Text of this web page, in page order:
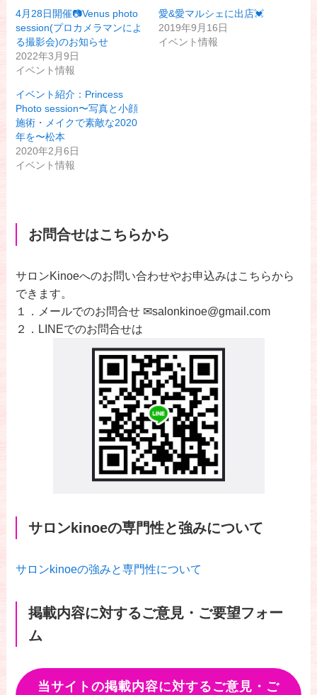
4月28日開催📷Venus photo
session(プロカメラマンによ
る撮影会)のお知らせ
2022年3月9日
イベント情報
愛&愛マルシェに出店💓
2019年9月16日
イベント情報
イベント紹介：Princess
Photo session〜写真と小顔
施術・メイクで素敵な2020
年を〜松本
2020年2月6日
イベント情報
お問合せはこちらから
サロンKinoeへのお問い合わせやお申込みはこちらから
できます。
１．メールでのお問合せ ✉salonkinoe@gmail.com
２．LINEでのお問合せは
サロンkinoeの専門性と強みについて
サロンkinoeの強みと専門性について
掲載内容に対するご意見・ご要望フォー
ム
当サイトの掲載内容に対するご意見・ご